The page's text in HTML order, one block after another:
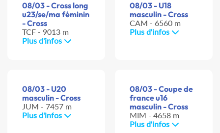
08/03 - Cross long
u23/se/ma féminin
- Cross
TCF - 9013 m
Plus d'infos
08/03 - U18
masculin - Cross
CAM - 6560 m
Plus d'infos
08/03 - U20
masculin - Cross
JUM - 7457 m
Plus d'infos
08/03 - Coupe de
france u16
masculin - Cross
MIM - 4658 m
Plus d'infos